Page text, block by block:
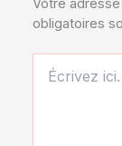
Votre
obligatoires
ici…